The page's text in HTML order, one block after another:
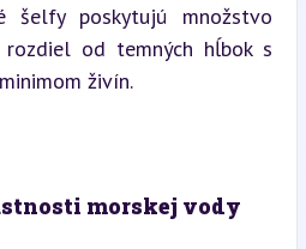
šelfy poskytujú množstvo
od temných hĺbok s
živín.
morskej vody